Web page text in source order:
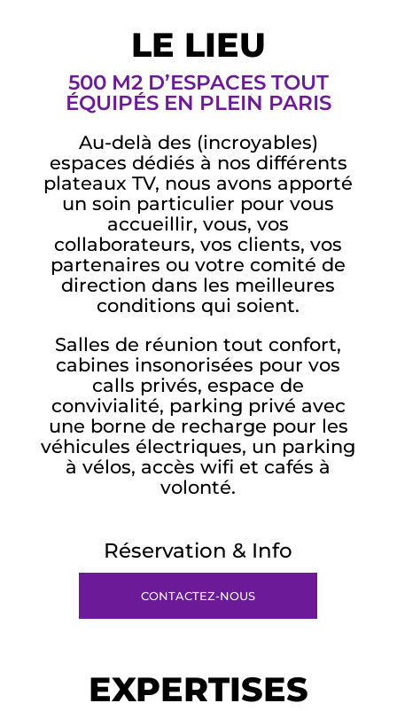
LE LIEU
500 M2 D’ESPACES TOUT
ÉQUIPÉS EN PLEIN PARIS
Au-delà des (incroyables)
espaces dédiés à nos différents
plateaux TV, nous avons apporté
un soin particulier pour vous
accueillir, vous, vos
collaborateurs, vos clients, vos
partenaires ou votre comité de
direction dans les meilleures
conditions qui soient.
Salles de réunion tout confort,
cabines insonorisées pour vos
calls privés, espace de
convivialité, parking privé avec
une borne de recharge pour les
véhicules électriques, un parking
à vélos, accès wifi et cafés à
volonté.
Réservation & Info
CONTACTEZ-NOUS
EXPERTISES